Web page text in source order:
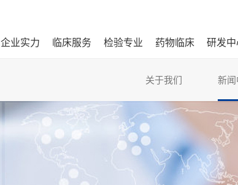
企业实力 临床服务 检验专业 药物临床 研发中
关于我们 新